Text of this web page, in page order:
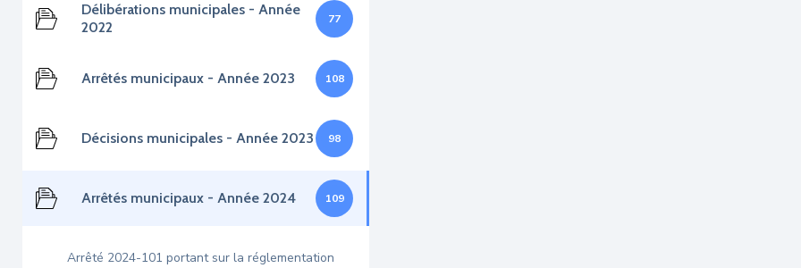
Délibérations municipales - Année
2022
77
Arrêtés municipaux - Année 2023 108
Décisions municipales - Année 2023 98
Arrêtés municipaux - Année 2024 109
Arrêté 2024-101 portant sur la réglementation